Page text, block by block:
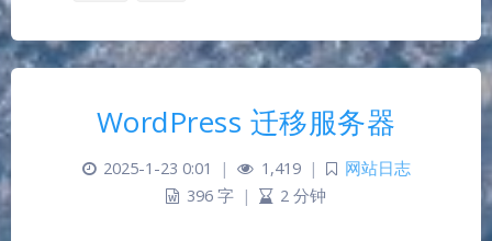
WordPress 迁移服务器
2025-1-23 0:01 | 1,419 |
网站日志
396 字 | 2 分钟